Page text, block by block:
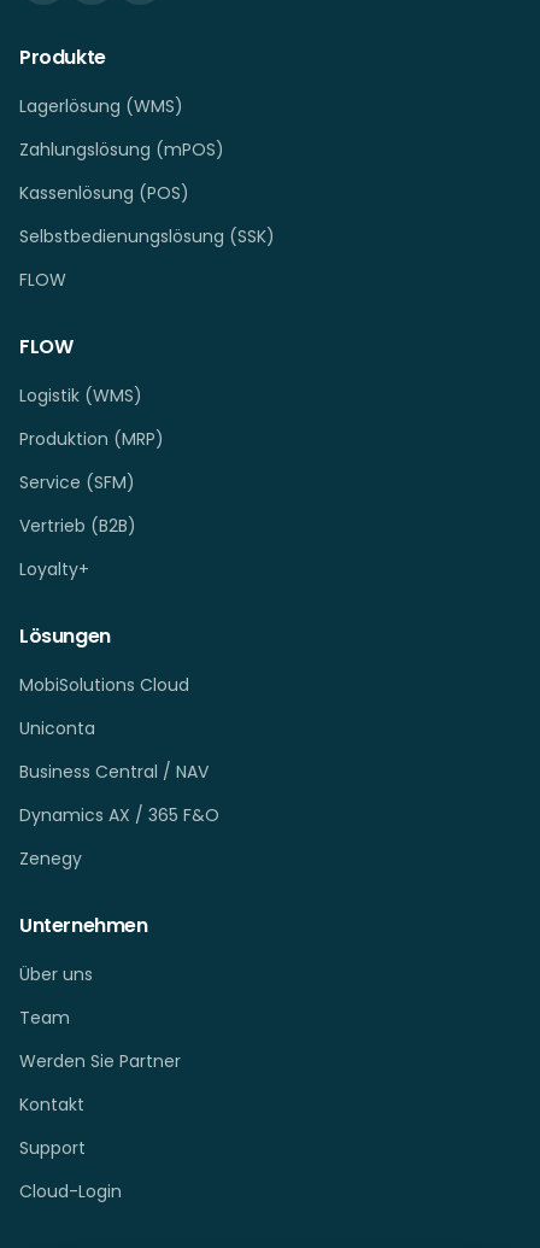
Produkte
Lagerlösung (WMS)
Zahlungslösung (mPOS)
Kassenlösung (POS)
Selbstbedienungslösung (SSK)
FLOW
FLOW
Logistik (WMS)
Produktion (MRP)
Service (SFM)
Vertrieb (B2B)
Loyalty+
Lösungen
MobiSolutions Cloud
Uniconta
Business Central / NAV
Dynamics AX / 365 F&O
Zenegy
Unternehmen
Über uns
Team
Werden Sie Partner
Kontakt
Support
Cloud-Login